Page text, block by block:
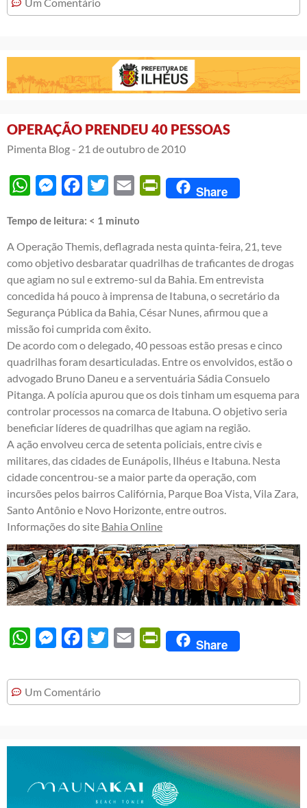
OPERAÇÃO PRENDEU 40 PESSOAS
Pimenta Blog - 21 de outubro de 2010
WhatsAppMessengerFacebook
Twitter Email PrintFriendly
Share
Tempo de leitura: < 1 minuto
A Operação Themis, deflagrada nesta quinta-feira, 21, teve
como objetivo desbaratar quadrilhas de traficantes de drogas
que agiam no sul e extremo-sul da Bahia. Em entrevista
concedida há pouco à imprensa de Itabuna, o secretário da
Segurança Pública da Bahia, César Nunes, afirmou que a
missão foi cumprida com êxito.
De acordo com o delegado, 40 pessoas estão presas e cinco
quadrilhas foram desarticuladas. Entre os envolvidos, estão o
advogado Bruno Daneu e a serventuária Sádia Consuelo
Pitanga. A polícia apurou que os dois tinham um esquema para
controlar processos na comarca de Itabuna. O objetivo seria
beneficiar líderes de quadrilhas que agiam na região.
A ação envolveu cerca de setenta policiais, entre civis e
militares, das cidades de Eunápolis, Ilhéus e Itabuna. Nesta
cidade concentrou-se a maior parte da operação, com
incursões pelos bairros Califórnia, Parque Boa Vista, Vila Zara,
Santo Antônio e Novo Horizonte, entre outros.
Informações do site Bahia Online
WhatsAppMessengerFacebook
Twitter Email PrintFriendly
Share
Um Comentário